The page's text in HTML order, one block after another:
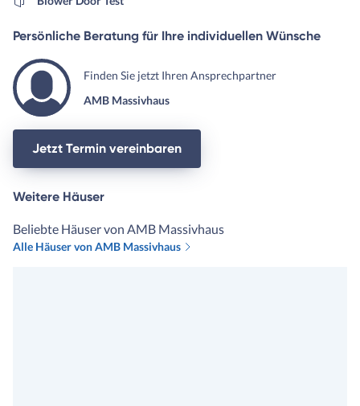
Persönliche Beratung für Ihre individuellen Wünsche
Finden Sie jetzt Ihren Ansprechpartner
AMB Massivhaus
Jetzt Termin vereinbaren
Weitere Häuser
Beliebte Häuser von AMB Massivhaus
Alle Häuser von AMB Massivhaus